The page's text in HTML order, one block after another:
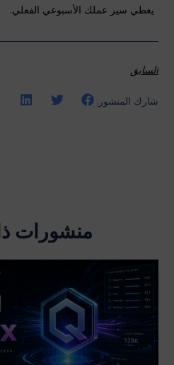
يغطي سير عملك الأسبوعي الفعلي.
السابق
شارك المنشور:
منشورات